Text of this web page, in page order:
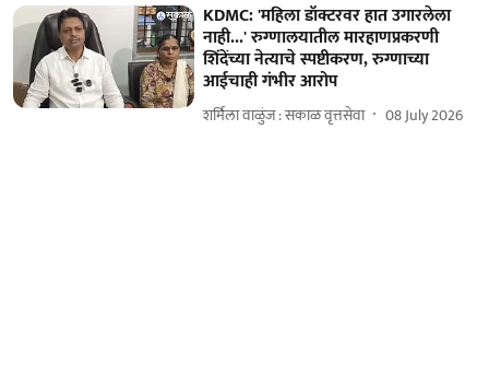
KDMC: 'महिला डॉक्टरवर हात उगारलेला
नाही...' रुग्णालयातील मारहाणप्रकरणी
शिंदेंच्या नेत्याचे स्पष्टीकरण, रुग्णाच्या
आईचाही गंभीर आरोप
शर्मिला वाळुंज : सकाळ वृत्तसेवा 08 July 2026